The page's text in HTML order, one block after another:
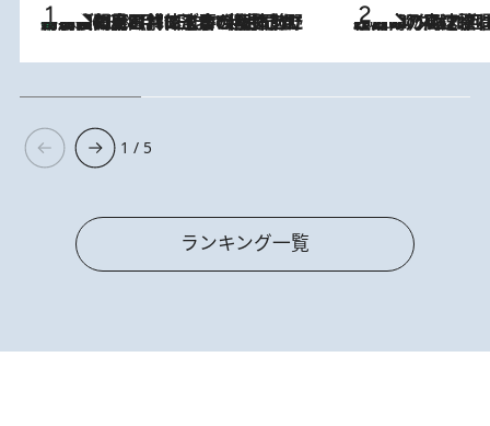
2026.8.8
「最後に見られてよかった」上野動物園の東園パンダ舎が解体前に特別公開。8月16日まで延長されたパネル展と共に辿る“半世紀”のパンダ飼育《解体工事の図面あり》 2026.8.7
「湘南乃風に憧れて」観客大盛上がりの“タオル回し”に、ラッパー顔負けの高速歌唱まで…さだまさし（74）のアグレッシブすぎる現在地
1 / 5
ランキング一覧